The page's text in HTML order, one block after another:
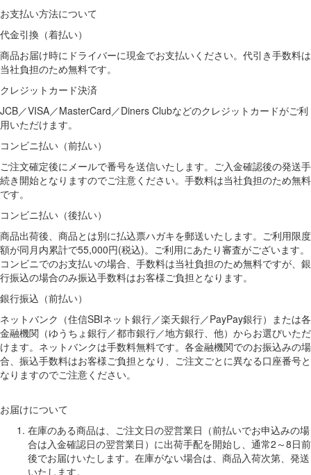
お支払い方法について
代金引換（着払い）
商品お届け時にドライバーに現金でお支払いください。代引き手数料は
当社負担のため無料です。
クレジットカード決済
JCB／VISA／MasterCard／Diners Clubなどのクレジットカードがご利
用いただけます。
コンビニ払い（前払い）
ご注文確定後にメールで番号を送信いたします。ご入金確認後の発送手
続き開始となりますのでご注意ください。手数料は当社負担のため無料
です。
コンビニ払い（後払い）
商品出荷後、商品とは別に払込票ハガキを郵送いたします。ご利用限度
額が同月内累計で55,000円(税込)。ご利用にあたり審査がございます。
コンビニでのお支払いの場合、手数料は当社負担のため無料ですが、銀
行振込の場合のみ振込手数料はお客様ご負担となります。
銀行振込（前払い）
ネットバンク（住信SBIネット銀行／楽天銀行／PayPay銀行）または各
金融機関（ゆうちょ銀行／都市銀行／地方銀行、他）からお選びいただ
けます。ネットバンクは手数料無料です。各金融機関でのお振込みの場
合、振込手数料はお客様ご負担となり、ご注文ごとに異なる口座番号と
なりますのでご注意ください。
お届けについて
在庫のある商品は、ご注文日の翌営業日（前払いでお申込みの場
合は入金確認日の翌営業日）に出荷手配を開始し、通常2～8日前
後でお届けいたします。在庫がない場合は、商品入荷次第、発送
いたします。